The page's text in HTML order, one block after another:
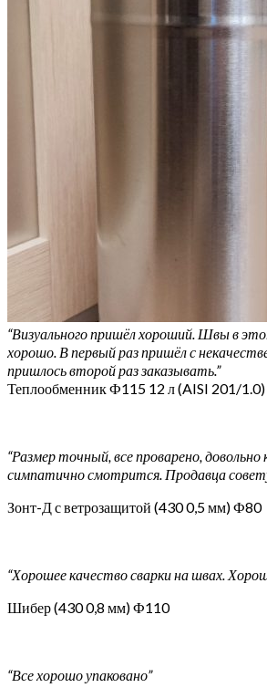
“Визуального пришёл хороший. Швы в
хорошо. В первый раз пришёл с
пришлось второй раз заказывать.”
Теплообменник Ф115 12 л (AISI 201/1.0)
“Размер точный, все проварено, довольно
симпатично смотрится. Продавца
Зонт-Д с ветрозащитой (430 0,5 мм) Ф80
“Хорошее качество сварки на швах.
Шибер (430 0,8 мм) Ф110
“Все хорошо упаковано”